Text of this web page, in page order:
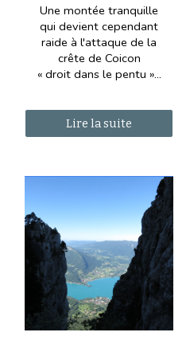
Une montée tranquille
qui devient cependant
raide à l'attaque de la
crête de Coicon
« droit dans le pentu »...
Lire la suite